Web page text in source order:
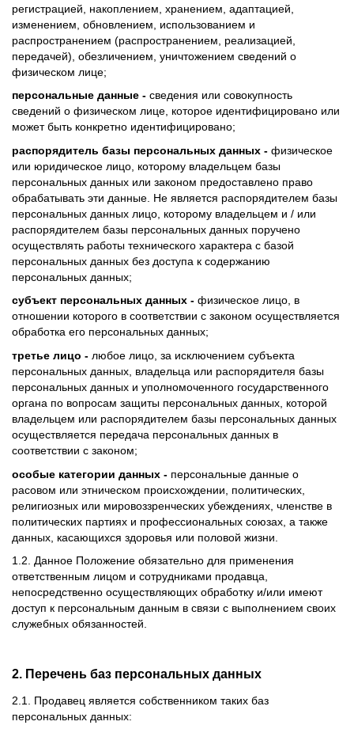
регистрацией, накоплением, хранением, адаптацией,
изменением, обновлением, использованием и
распространением (распространением, реализацией,
передачей), обезличением, уничтожением сведений о
физическом лице;
персональные данные - сведения или совокупность
сведений о физическом лице, которое идентифицировано или
может быть конкретно идентифицировано;
распорядитель базы персональных данных - физическое
или юридическое лицо, которому владельцем базы
персональных данных или законом предоставлено право
обрабатывать эти данные. Не является распорядителем базы
персональных данных лицо, которому владельцем и / или
распорядителем базы персональных данных поручено
осуществлять работы технического характера с базой
персональных данных без доступа к содержанию
персональных данных;
субъект персональных данных - физическое лицо, в
отношении которого в соответствии с законом осуществляется
обработка его персональных данных;
третье лицо - любое лицо, за исключением субъекта
персональных данных, владельца или распорядителя базы
персональных данных и уполномоченного государственного
органа по вопросам защиты персональных данных, которой
владельцем или распорядителем базы персональных данных
осуществляется передача персональных данных в
соответствии с законом;
особые категории данных - персональные данные о
расовом или этническом происхождении, политических,
религиозных или мировоззренческих убеждениях, членстве в
политических партиях и профессиональных союзах, а также
данных, касающихся здоровья или половой жизни.
1.2. Данное Положение обязательно для применения
ответственным лицом и сотрудниками продавца,
непосредственно осуществляющих обработку и/или имеют
доступ к персональным данным в связи с выполнением своих
служебных обязанностей.
2. Перечень баз персональных данных
2.1. Продавец является собственником таких баз
персональных данных: